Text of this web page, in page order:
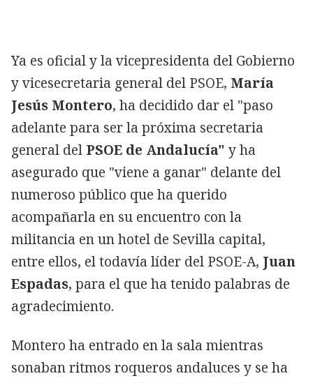
Ya es oficial y la vicepresidenta del Gobierno
y vicesecretaria general del PSOE, María
Jesús Montero, ha decidido dar el "paso
adelante para ser la próxima secretaria
general del PSOE de Andalucía" y ha
asegurado que "viene a ganar" delante del
numeroso público que ha querido
acompañarla en su encuentro con la
militancia en un hotel de Sevilla capital,
entre ellos, el todavía líder del PSOE-A, Juan
Espadas, para el que ha tenido palabras de
agradecimiento.
Montero ha entrado en la sala mientras
sonaban ritmos roqueros andaluces y se ha